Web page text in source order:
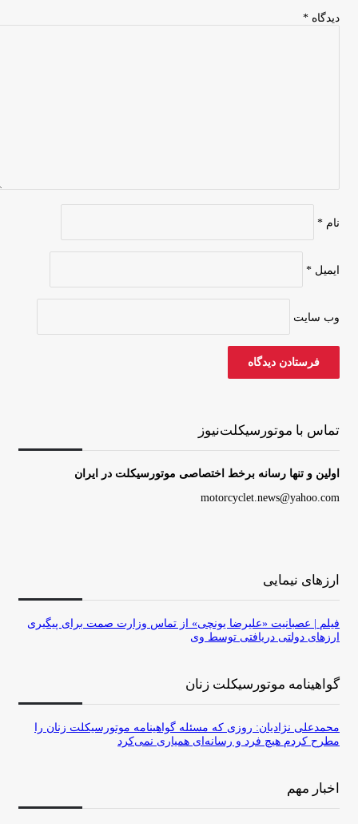
دیدگاه *
نام *
ایمیل *
وب‌ سایت
تماس با موتورسیکلت‌نیوز
اولین و تنها رسانه برخط اختصاصی موتورسیکلت در ایران
motorcyclet.news@yahoo.com
ارزهای نیمایی
فیلم | عصبانیت «علیرضا یونچی» از تماس وزارت صمت برای پیگیری
ارزهای دولتی دریافتی توسط وی
گواهینامه موتورسیکلت زنان
محمدعلی نژادیان: روزی که مسئله گواهینامه موتورسیکلت زنان را
مطرح کردم هیچ فرد و رسانه‌ای همیاری نمی‌کرد
اخبار مهم